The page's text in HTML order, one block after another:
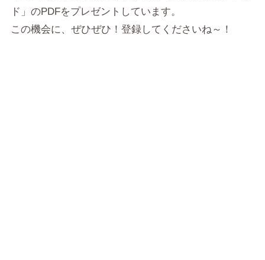
ド」のPDFをプレゼントしています。
この機会に、ぜひぜひ！登録してくださいね～！